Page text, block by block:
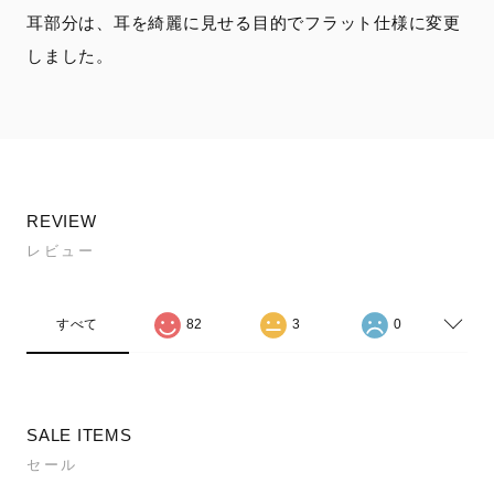
耳部分は、耳を綺麗に見せる目的でフラット仕様に変更
しました。
REVIEW
レビュー
すべて 82 3 0
SALE ITEMS
セール